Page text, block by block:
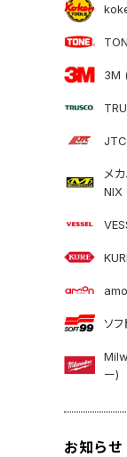
3M
JTC
メ
NIX
ソ
ー)
お知らせ